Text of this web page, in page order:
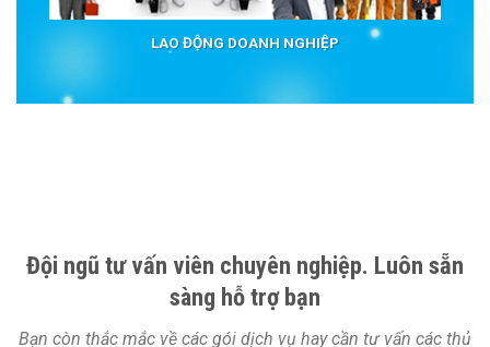
LAO ĐỘNG DOANH NGHIỆP
Đội ngũ tư vấn viên chuyên nghiệp. Luôn sẵn
sàng hỗ trợ bạn
Bạn còn thắc mắc về các gói dịch vụ hay cần tư vấn các thủ